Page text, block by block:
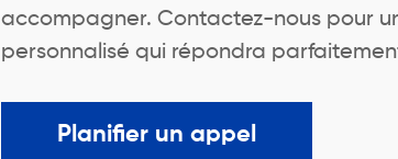
accompagner. Contactez-nous pour
personnalisé qui répondra
Planifier un appel